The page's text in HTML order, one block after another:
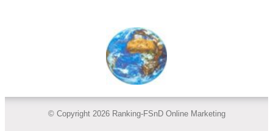
© Copyright 2026 Ranking-FSnD Online Marketing